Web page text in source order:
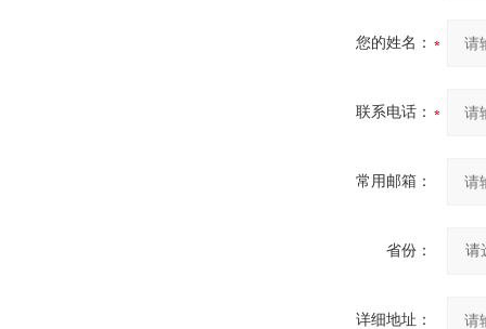
您的姓名：
联系电话：
常用邮箱：
省份：
详细地址：